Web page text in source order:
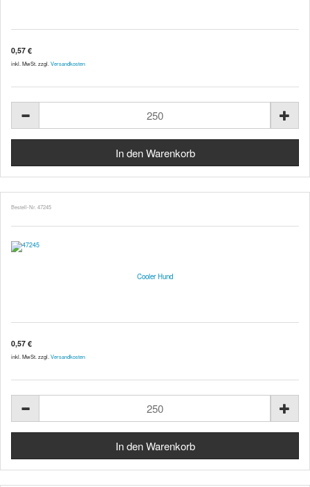
0,57 €
inkl. MwSt. zzgl. Versandkosten
Bestell-Nr. 47245
Cooler Hund
0,57 €
inkl. MwSt. zzgl. Versandkosten